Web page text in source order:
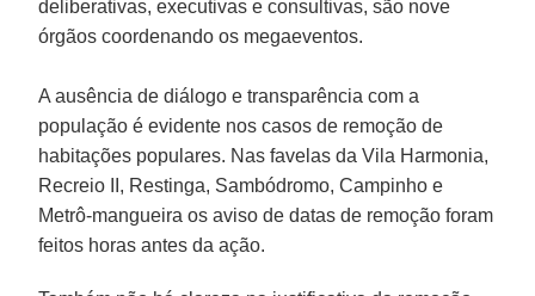
deliberativas, executivas e consultivas, são nove
órgãos coordenando os megaeventos.
A ausência de diálogo e transparência com a
população é evidente nos casos de remoção de
habitações populares. Nas favelas da Vila Harmonia,
Recreio II, Restinga, Sambódromo, Campinho e
Metrô-mangueira os aviso de datas de remoção foram
feitos horas antes da ação.